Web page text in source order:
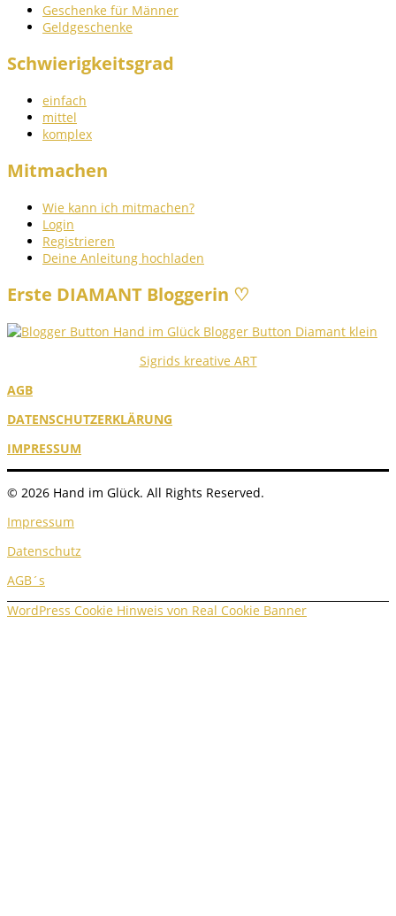
Geschenke für Männer
Geldgeschenke
Schwierigkeitsgrad
einfach
mittel
komplex
Mitmachen
Wie kann ich mitmachen?
Login
Registrieren
Deine Anleitung hochladen
Erste DIAMANT Bloggerin ♡
Sigrids kreative ART
AGB
DATENSCHUTZERKLÄRUNG
IMPRESSUM
© 2026 Hand im Glück. All Rights Reserved.
Impressum
Datenschutz
AGB´s
WordPress Cookie Hinweis von Real Cookie Banner